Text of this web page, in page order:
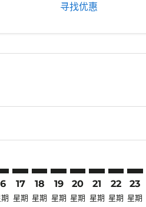
寻找优惠
17
星期
18
星期
19
星期
20
星期
21
星期
22
星期
23
星期